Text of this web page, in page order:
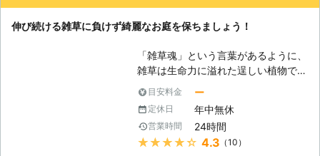
でご相談ください。 お見積り無料は
かかりませんし、草刈りで出た刈り草
の処分や除草剤の散布も当社がしっか
りと行います。 また、遠方のお客様
も遠慮無くご相談ください。ご要望に
お応えすることが出来るよう、柔軟に
対応させていただきます。一同お客様
のご連絡をお待ちしておりますので、
伸び続ける雑草に負けず綺麗なお庭を保ちましょう！
「雑草魂」という言葉があるように、
雑草は生命力に溢れた逞しい植物で
す。それは見習うべきかもしれません
が、お庭や畑に生えた雑草は私たちに
とって邪魔な存在になってしまいま
す。実際に、毎年のように雑草の被害
に悩まされている方も少なくないでし
目安料金 ー
定休日 年中無休
営業時間 24時間
★★★★★ 4.3 （10）